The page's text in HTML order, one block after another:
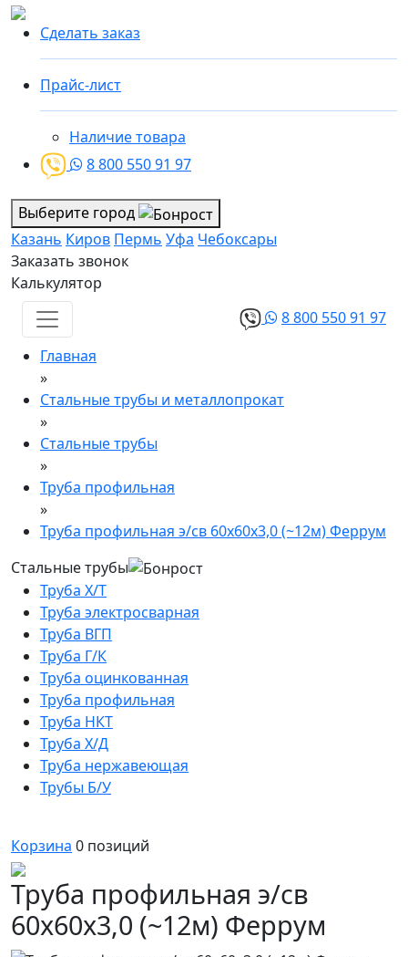
Сделать заказ
Прайс-лист
Наличие товара
8 800 550 91 97
Выберите город
Казань Киров Пермь Уфа Чебоксары
Заказать звонок
Калькулятор
8 800 550 91 97
Главная
»
Стальные трубы и металлопрокат
»
Стальные трубы
»
Труба профильная
»
Труба профильная э/св 60х60х3,0 (~12м) Феррум
Стальные трубы
Труба Х/Т
Труба электросварная
Труба ВГП
Труба Г/К
Труба оцинкованная
Труба профильная
Труба НКТ
Труба Х/Д
Труба нержавеющая
Трубы Б/У
Корзина 0 позиций
Труба профильная э/св
60х60х3,0 (~12м) Феррум